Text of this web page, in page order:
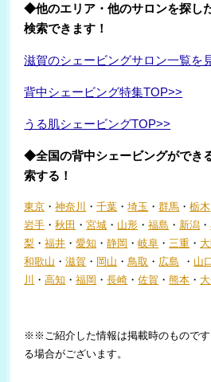
◆他のエリア・他のサロンを探し
検索できます！
滋賀のシェービングサロン一覧を
背中シェービング特集TOP>>
うる肌シェービングTOP>>
◆全国の背中シェービングができ
索する！
東京 ・神奈川 ・千葉 ・埼玉 ・群馬 ・栃木
岩手 ・秋田 ・宮城 ・ 山形 ・福島 ・ 新潟 ・
梨 ・福井 ・愛知 ・静岡 ・岐阜 ・ 三重 ・
和歌山 ・滋賀 ・ 岡山 ・ 鳥取 ・ 広島 ・ 山
川 ・高知 ・福岡 ・長崎 ・佐賀 ・熊本 ・
※※ご紹介した情報は掲載時のもので
る場合がございます。